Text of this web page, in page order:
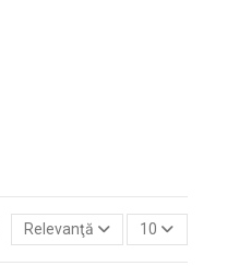
Relevanţă 10